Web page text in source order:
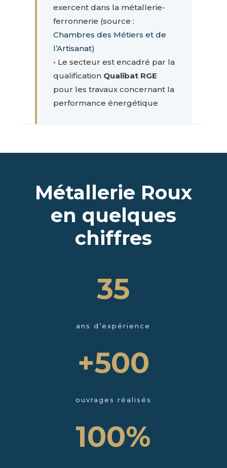
exercent dans la métallerie-
ferronnerie (source :
Chambres des Métiers et de
l’Artisanat)
• Le secteur est encadré par la
qualification Qualibat RGE
pour les travaux concernant la
performance énergétique
Métallerie Roux
en quelques
chiffres
35
ans d’expérience
+500
ouvrages réalisés
100%